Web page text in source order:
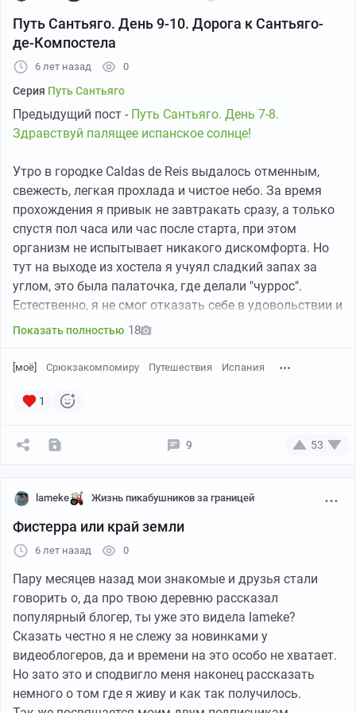
уютную и уже открытую альбергу с комнатами на
четверых и с донейшн-оплатой.
Именно там мы по настоящему познакомились с
друими пилигримами. Большинство из них мы больше
3 очень милых девушки из Австрии. Их нам
предстояло встретить еще много раз...
А вот немного фоточек. Это наша первая фотография
на маршруте! То ли порт, то ли верфь на окраине
Порту:
А это очень исторический маяк, примерно в 2х
декабре 2018. При этом сам поход мы планировали на
Сентябрь казался нам отличной идеей с точки зрения
только нам. В сентябре на португальском Камино
самый наплыв народа.
В марте мы купили билеты (да, на сентябрь. Да, я
люблю четкое планирование). Нормальных рейсов в
Порту мы не нашли, поэтому было решено лететь в
Лиссабон, а там садиться на поезд. Билеты туда были
взяты на пятницу, 13е сентября. Веселенькая дата,
правда?
Снаряжение:
Собственно практически все, что нужно у нас уже
Путь Сантьяго. День 9-10. Дорога к Сантьяго-
де-Компостела
6 лет назад 0
Серия Путь Сантьяго
Предыдущий пост - Путь Сантьяго. День 7-8.
Здравствуй палящее испанское солнце!
Утро в городке Caldas de Reis выдалось отменным,
свежесть, легкая прохлада и чистое небо. За время
прохождения я привык не завтракать сразу, а только
спустя пол часа или час после старта, при этом
организм не испытывает никакого дискомфорта. Но
тут на выходе из хостела я учуял сладкий запах за
углом, это была палаточка, где делали "чуррос".
Естественно, я не смог отказать себе в удовольствии и
взял несколько штучек и кофе. Очень вкусная штука!
Показать полностью 18
[моё] Срюкзакомпомиру Путешествия Испания
1
9 53
lameke Жизнь пикабушников за границей
Фистерра или край земли
6 лет назад 0
Пару месяцев назад мои знакомые и друзья стали
говорить о, да про твою деревню рассказал
популярный блогер, ты уже это видела lameke?
Сказать честно я не слежу за новинками у
видеоблогеров, да и времени на это особо не хватает.
Но зато это и сподвигло меня наконец рассказать
немного о том где я живу и как так получилось.